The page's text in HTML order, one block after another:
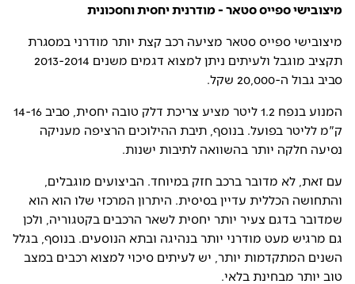
מיצובישי ספייס סטאר - מודרנית יחסית וחסכונית
מיצובישי ספייס סטאר מציעה רכב קצת יותר מודרני במסגרת
תקציב מוגבל ולעיתים ניתן למצוא דגמים משנים 2013-2014
סביב גבול ה-20,000 שקל.
המנוע בנפח 1.2 ליטר מציע צריכת דלק טובה יחסית, סביב 14-16
ק"מ לליטר בפועל. בנוסף, תיבת ההילוכים הרציפה מעניקה
נסיעה חלקה יותר בהשוואה לתיבות ישנות.
עם זאת, לא מדובר ברכב חזק במיוחד. הביצועים מוגבלים,
והתחושה הכללית עדיין בסיסית. היתרון המרכזי שלו הוא הוא
שמדובר בדגם צעיר יותר יחסית לשאר הרכבים בקטגוריה, ולכן
גם מרגיש מעט מודרני יותר בנהיגה ובתא הנוסעים. בנוסף, בגלל
השנים המתקדמות יותר, יש לעיתים סיכוי למצוא רכבים במצב
טוב יותר מבחינת בלאי.